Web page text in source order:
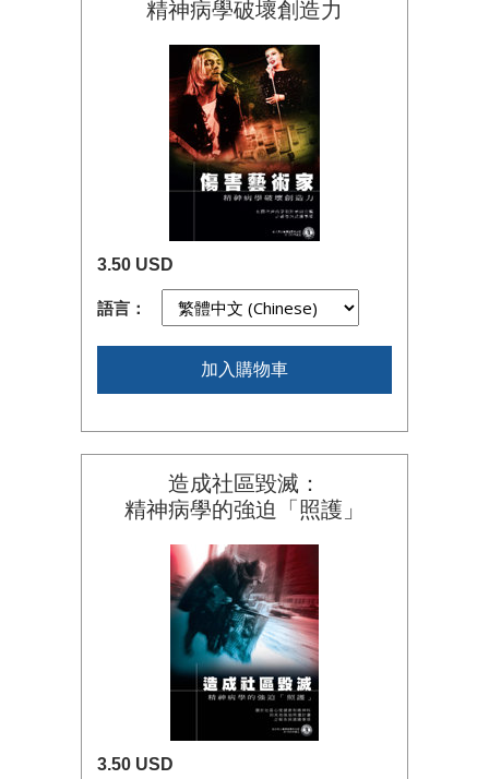
精神病學破壞創造力
3.50 USD
語言：
加入購物車
造成社區毀滅：
精神病學的強迫「照護」
3.50 USD